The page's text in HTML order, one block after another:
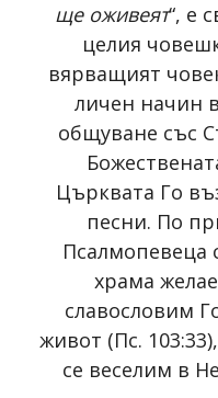
ще оживеят“, е
целия
вярващият
личен начин
общуване със
Църквата Го
песни. По
Псалмопевеца
храма
славословим
живот (Пс.
се веселим в